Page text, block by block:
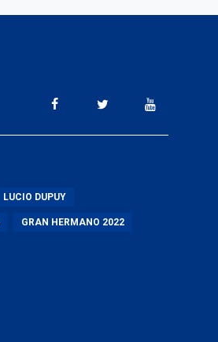
LUCIO DUPUY
GRAN HERMANO 2022